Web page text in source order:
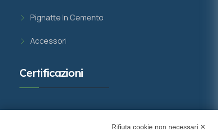
Pignatte In Cemento
Accessori
Certificazioni
Rifiuta cookie non necessari ✕